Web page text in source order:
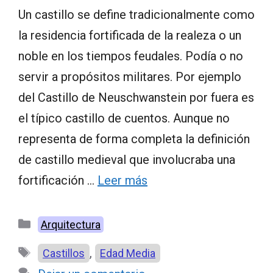
Un castillo se define tradicionalmente como
la residencia fortificada de la realeza o un
noble en los tiempos feudales. Podía o no
servir a propósitos militares. Por ejemplo
del Castillo de Neuschwanstein por fuera es
el típico castillo de cuentos. Aunque no
representa de forma completa la definición
de castillo medieval que involucraba una
fortificación … Leer más
Categorías
Arquitectura
Etiquetas
Castillos , Edad Media